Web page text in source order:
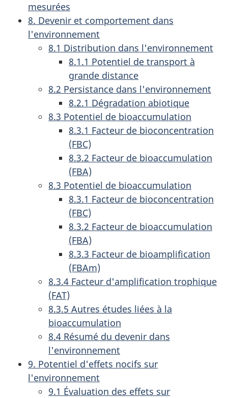
mesurées
8. Devenir et comportement dans
l'environnement
8.1 Distribution dans l'environnement
8.1.1 Potentiel de transport à
grande distance
8.2 Persistance dans l'environnement
8.2.1 Dégradation abiotique
8.3 Potentiel de bioaccumulation
8.3.1 Facteur de bioconcentration
(FBC)
8.3.2 Facteur de bioaccumulation
(FBA)
8.3 Potentiel de bioaccumulation
8.3.1 Facteur de bioconcentration
(FBC)
8.3.2 Facteur de bioaccumulation
(FBA)
8.3.3 Facteur de bioamplification
(FBAm)
8.3.4 Facteur d'amplification trophique
(FAT)
8.3.5 Autres études liées à la
bioaccumulation
8.4 Résumé du devenir dans
l'environnement
9. Potentiel d'effets nocifs sur
l'environnement
9.1 Évaluation des effets sur